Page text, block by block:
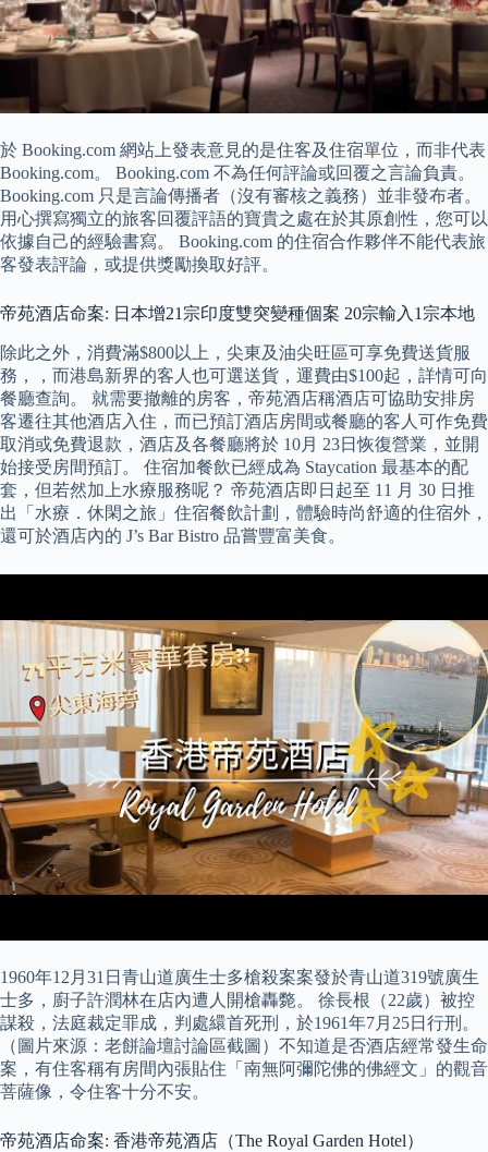
於 Booking.com 網站上發表意見的是住客及住宿單位，而非代表
Booking.com。 Booking.com 不為任何評論或回覆之言論負責。
Booking.com 只是言論傳播者（沒有審核之義務）並非發布者。
用心撰寫獨立的旅客回覆評語的寶貴之處在於其原創性，您可以
依據自己的經驗書寫。 Booking.com 的住宿合作夥伴不能代表旅
客發表評論，或提供獎勵換取好評。
帝苑酒店命案: 日本增21宗印度雙突變種個案 20宗輸入1宗本地
除此之外，消費滿$800以上，尖東及油尖旺區可享免費送貨服
務，，而港島新界的客人也可選送貨，運費由$100起，詳情可向
餐廳查詢。 就需要撤離的房客，帝苑酒店稱酒店可協助安排房
客遷往其他酒店入住，而已預訂酒店房間或餐廳的客人可作免費
取消或免費退款，酒店及各餐廳將於 10月 23日恢復營業，並開
始接受房間預訂。 住宿加餐飲已經成為 Staycation 最基本的配
套，但若然加上水療服務呢？ 帝苑酒店即日起至 11 月 30 日推
出「水療．休閑之旅」住宿餐飲計劃，體驗時尚舒適的住宿外，
還可於酒店內的 J’s Bar Bistro 品嘗豐富美食。
1960年12月31日青山道廣生士多槍殺案案發於青山道319號廣生
士多，廚子許潤林在店內遭人開槍轟斃。 徐長根（22歲）被控
謀殺，法庭裁定罪成，判處繯首死刑，於1961年7月25日行刑。
（圖片來源：老餅論壇討論區截圖）不知道是否酒店經常發生命
案，有住客稱有房間內張貼住「南無阿彌陀佛的佛經文」的觀音
菩薩像，令住客十分不安。
帝苑酒店命案: 香港帝苑酒店（The Royal Garden Hotel）